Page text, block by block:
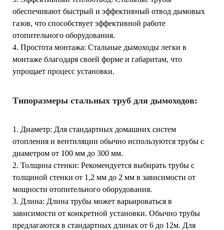
обеспечивают быстрый и эффективный отвод дымовых
газов, что способствует эффективной работе
отопительного оборудования.
4. Простота монтажа: Стальные дымоходы легки в
монтаже благодаря своей форме и габаритам, что
упрощает процесс установки.
Типоразмеры стальных труб для дымоходов:
1. Диаметр: Для стандартных домашних систем
отопления и вентиляции обычно используются трубы с
диаметром от 100 мм до 300 мм.
2. Толщина стенки: Рекомендуется выбирать трубы с
толщиной стенки от 1,2 мм до 2 мм в зависимости от
мощности отопительного оборудования.
3. Длина: Длина трубы может варьироваться в
зависимости от конкретной установки. Обычно трубы
предлагаются в стандартных длинах от 6 до 12м. Для